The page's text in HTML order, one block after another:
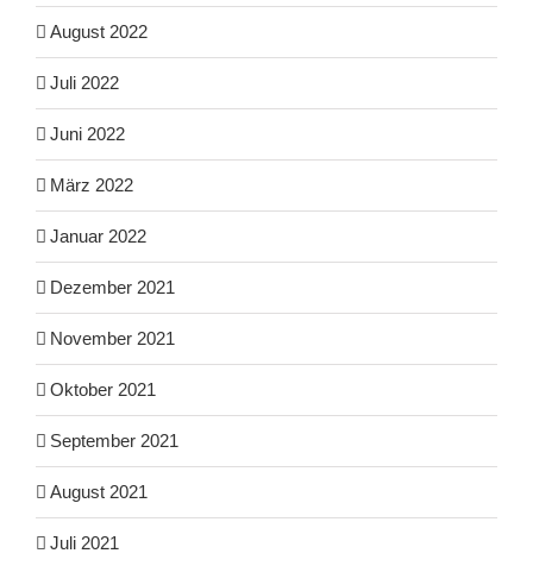
August 2022
Juli 2022
Juni 2022
März 2022
Januar 2022
Dezember 2021
November 2021
Oktober 2021
September 2021
August 2021
Juli 2021